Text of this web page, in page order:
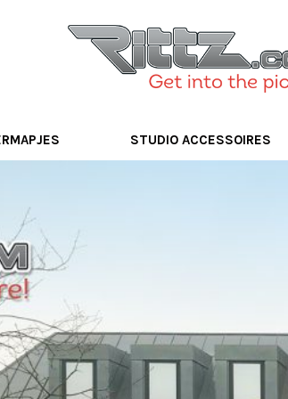
STUDIO ACCESSOIRES